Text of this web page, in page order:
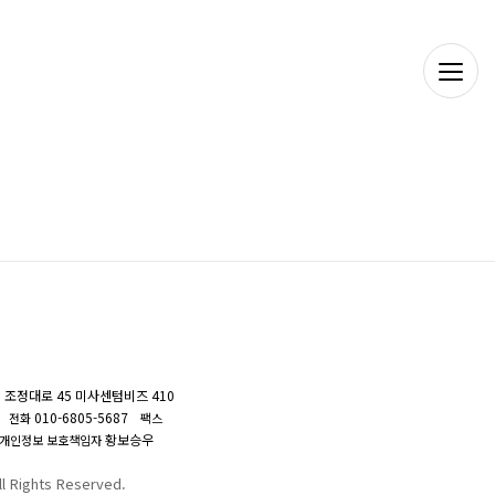
정대로 45 미사센텀비즈 410
전화010-6805-5687
팩스
개인정보 보호책임자황보승우
Rights Reserved.